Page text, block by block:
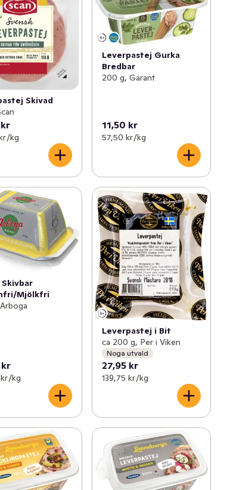
Skivad
/kg
Leverpastej Gurka
Bredbar
200 g, Garant
11,50 kr
57,50 kr /kg
Mjölkfri
kr
/kg
Leverpastej i Bit
ca 200 g, Per i Viken
Noga utvald
27,95 kr
139,75 kr /kg